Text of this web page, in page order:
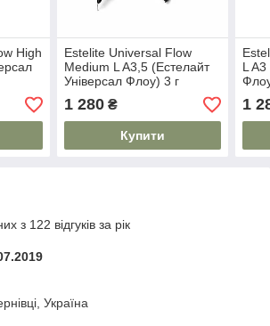
High
Estelite Universal Flow
Medium L A3,5 (Естелайт
Універсал Флоу) 3 г
1 280₴
Купити
L
1
з 122 відгуків за рік
Україна